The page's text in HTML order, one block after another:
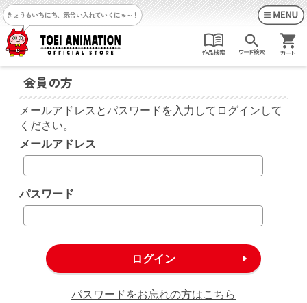
きょうもいちにち、気合い入れていくにゃ～！
会員の方
メールアドレスとパスワードを入力してログインして
ください。
メールアドレス
パスワード
パスワードをお忘れの方はこちら